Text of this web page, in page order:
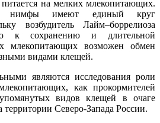
на мелких млекопитающих.
нимфы имеют единый круг
возбудитель Лайм–боррелиоза
к сохранению и длительной
млекопитающих возможен обмен
видами клещей.
являются исследования роли
как прокормителей
видов клещей в очаге
территории Северо-Запада России.